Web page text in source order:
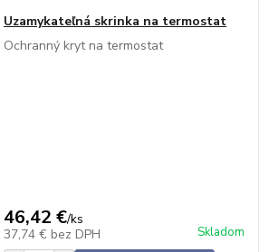
Uzamykateľná skrinka na termostat
Ochranný kryt na termostat
46,42 €/ks
37,74 € bez DPH Skladom